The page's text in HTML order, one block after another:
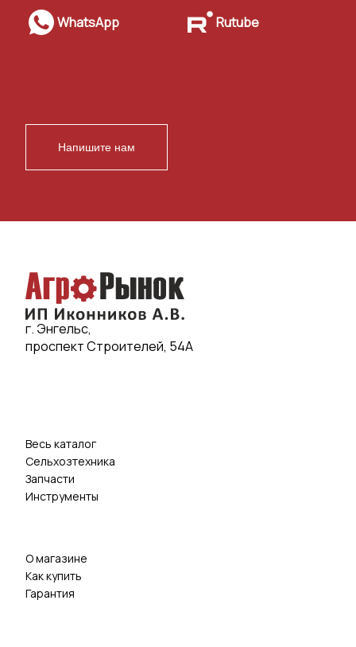
WhatsApp Rutube
Напишите нам
г. Энгельс,
проспект Строителей, 54А
Весь каталог
Сельхозтехника
Запчасти
Инструменты
О магазине
Как купить
Гарантия